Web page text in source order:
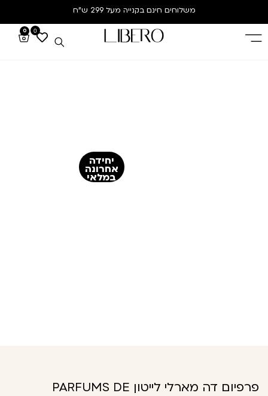
משלוחים חינם בקנייה מעל 299 ש”ח
0
0
יחידה
אחרונה
במלאי
פרפיום דה מארלי לייטון PARFUMS DE